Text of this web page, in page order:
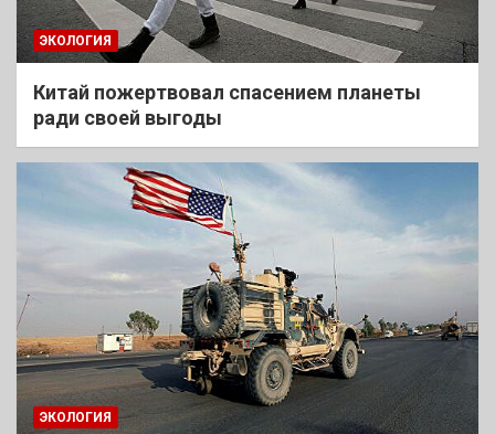
ЭКОЛОГИЯ
Китай пожертвовал спасением планеты
ради своей выгоды
ЭКОЛОГИЯ